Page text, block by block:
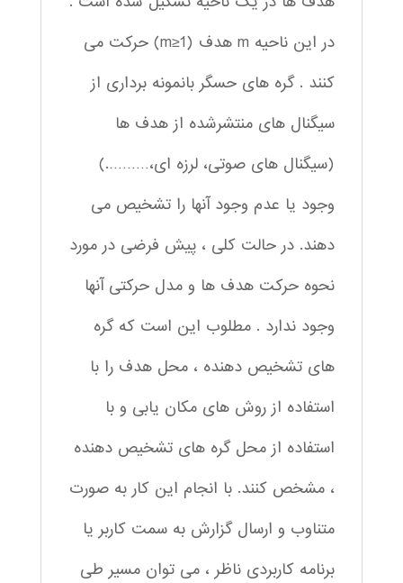
در این ناحیه m هدف (m≥1) حرکت می
کنند . گره های حسگر بانمونه برداری از
سیگنال های منتشرشده از هدف ها
(سیگنال های صوتی، لرزه ای،……….)
وجود یا عدم وجود آنها را تشخیص می
دهند. در حالت کلی ، پیش فرضی در مورد
نحوه حرکت هدف ها و مدل حرکتی آنها
وجود ندارد . مطلوب این است که گره
های تشخیص دهنده ، محل هدف را با
استفاده از روش های مکان یابی و با
استفاده از محل گره های تشخیص دهنده
، مشخص کنند. با انجام این کار به صورت
متناوب و ارسال گزارش به سمت کاربر یا
برنامه کاربردی ناظر ، می توان مسیر طی